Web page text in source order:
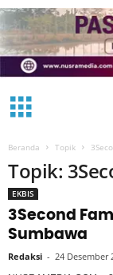
Beranda Topik
Topik:
EKBIS
3Second
Sumbawa
Redaksi - 24 Desember